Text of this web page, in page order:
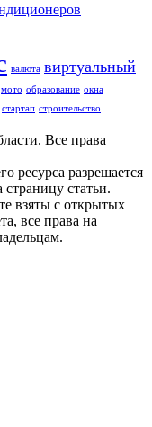
валюта виртуальный
мото образование окна
стартап строительство
Все права
ресурса разрешается
статьи.
взяты с открытых
все права на